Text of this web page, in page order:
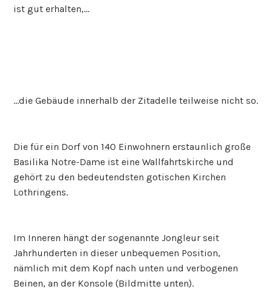
ist gut erhalten,…
…die Gebäude innerhalb der Zitadelle teilweise nicht so.
Die für ein Dorf von 140 Einwohnern erstaunlich große
Basilika Notre-Dame ist eine Wallfahrtskirche und
gehört zu den bedeutendsten gotischen Kirchen
Lothringens.
Im Inneren hängt der sogenannte Jongleur seit
Jahrhunderten in dieser unbequemen Position,
nämlich mit dem Kopf nach unten und verbogenen
Beinen, an der Konsole (Bildmitte unten).